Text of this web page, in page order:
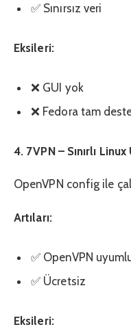
✅ Sınırsız veri
Eksileri:
❌ GUI yok
❌ Fedora tam
4. 7VPN – Sınırlı
OpenVPN config ile
Artıları:
✅ OpenVPN
✅ Ücretsiz
Eksileri: